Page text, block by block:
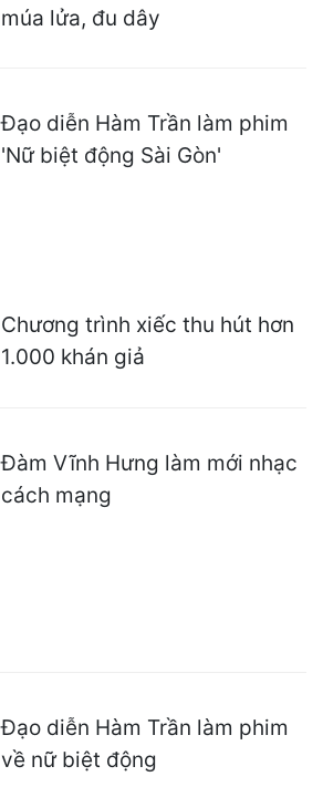
múa lửa, đu dây
Đạo diễn Hàm Trần làm phim
'Nữ biệt động Sài Gòn'
Chương trình xiếc thu hút hơn
1.000 khán giả
Đàm Vĩnh Hưng làm mới nhạc
cách mạng
Đạo diễn Hàm Trần làm phim
về nữ biệt động